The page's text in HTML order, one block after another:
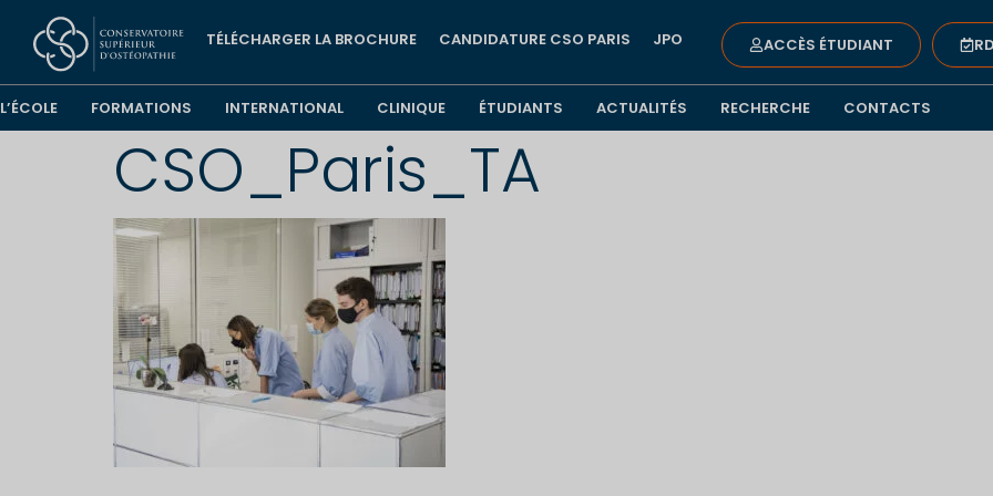
TÉLÉCHARGER LA BROCHURE CANDIDATURE CSO PARIS JPO ACCÈS ÉTUDIANT
L’ÉCOLE FORMATIONS INTERNATIONAL CLINIQUE ÉTUDIANTS ACTUALITÉS RECHERCHE CONTACTS
CSO_Paris_TA